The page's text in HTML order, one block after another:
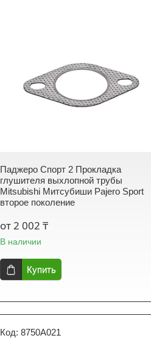
Паджеро Спорт 2 Прокладка
глушителя выхлопной трубы
Mitsubishi Митсубиши Pajero Sport
второе поколение
от 2 002 ₸
В наличии
Купить
8750A021